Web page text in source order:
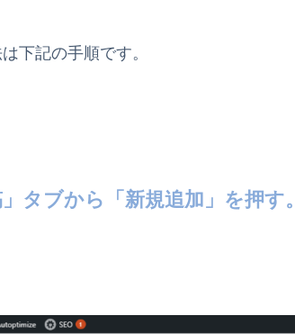
下記の手順です。
タブから「新規追加」を押す。